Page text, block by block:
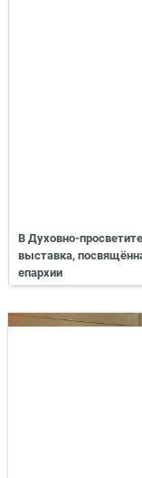
В Духовно-
выставка,
епархии